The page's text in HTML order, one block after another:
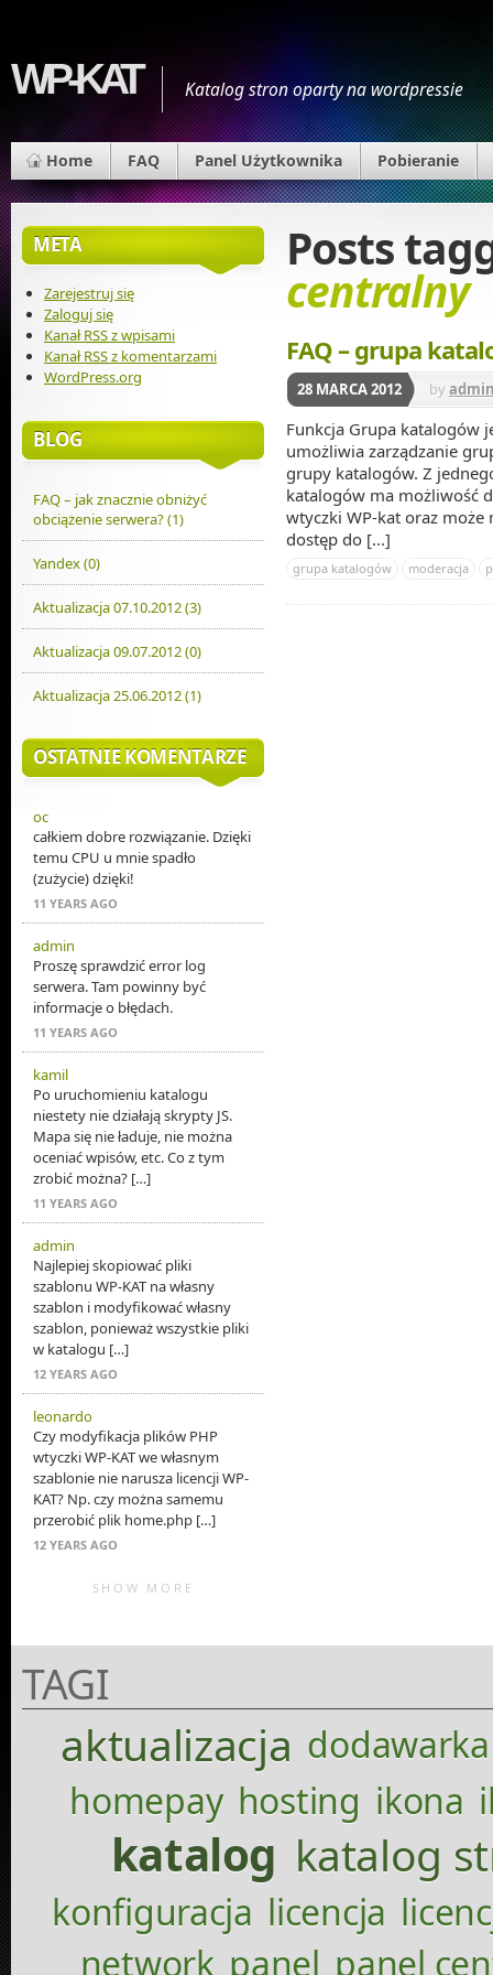
WP-KAT Katalog stron oparty na wordpressie
Home FAQ Panel Użytkownika Pobieranie
Posts
centralny
FAQ – grupa
28 MARCA 2012 by
Funkcja Grupa katalogów
umożliwia zarządzanie
grupy katalogów. Z
katalogów ma możliwość
wtyczki WP-kat oraz
dostęp do [...]
grupa katalogów moderacja
META
Zarejestruj się
Zaloguj się
KanałRSSz wpisami
KanałRSSz komentarzami
WordPress.org
BLOG
FAQ – jak znacznie obniżyć
obciążenie serwera? (1)
Yandex (0)
Aktualizacja 07.10.2012 (3)
Aktualizacja 09.07.2012 (0)
Aktualizacja 25.06.2012 (1)
OSTATNIE KOMENTARZE
oc
całkiem dobre rozwiązanie. Dzięki
temu CPU u mnie spadło
(zużycie) dzięki!
11 YEARS AGO
admin
Proszę sprawdzić error log
serwera. Tam powinny być
informacje o błędach.
11 YEARS AGO
kamil
Po uruchomieniu katalogu
niestety nie działają skrypty JS.
Mapa się nie ładuje, nie można
oceniać wpisów, etc. Co z tym
zrobić można? […]
11 YEARS AGO
admin
Najlepiej skopiować pliki
szablonu WP-KAT na własny
szablon i modyfikować własny
szablon, ponieważ wszystkie pliki
w katalogu […]
12 YEARS AGO
leonardo
Czy modyfikacja plików PHP
wtyczki WP-KAT we własnym
szablonie nie narusza licencji WP-
KAT? Np. czy można samemu
przerobić plik home.php […]
12 YEARS AGO
SHOW MORE
TAGI
aktualizacja dodawarka
homepay hosting ikona
katalog katalog
konfiguracja licencja
network panel panel